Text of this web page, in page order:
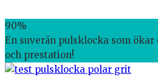
90%
En suverän pulsklocka som
och prestation!